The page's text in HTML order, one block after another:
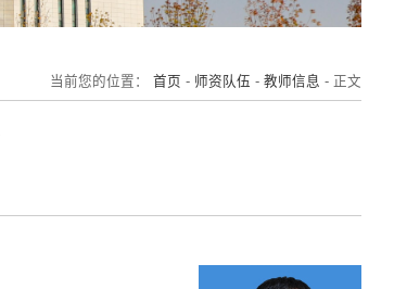
当前您的位置： 首页 - 师资队伍 - 教师信息 - 正文